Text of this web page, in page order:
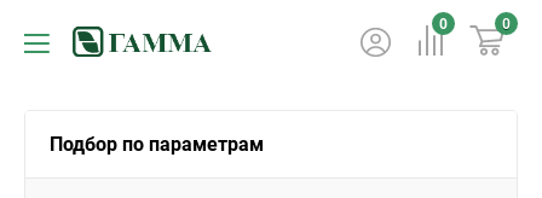
0 0
Подбор по параметрам